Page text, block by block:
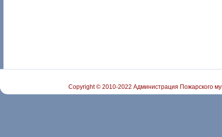
Copyright © 2010-2022 Администрация Пожарского